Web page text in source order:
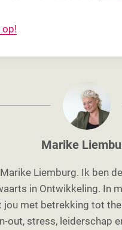
Marike
Liemburg. Ik ben
in Ontwikkeling. In
jou met betrekking tot
out, stress, leiderschap